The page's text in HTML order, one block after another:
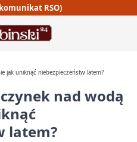
RSO)
jak uniknąć niebezpieczeństw latem?
nad wodą
latem?